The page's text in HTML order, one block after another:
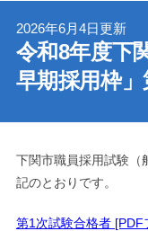
2026年6月4日更新
令和8年度下
早期採用枠
下関市職員採用試験（
記のとおりです。
第1次試験合格者 [PDF